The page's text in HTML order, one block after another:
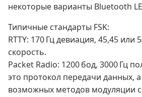
некоторые варианты Bluetooth
Типичные стандарты FSK:
RTTY: 170 Гц девиация, 45,45 или
скорость.
Packet Radio: 1200 бод, 3000 Гц
это протокол передачи данных, а
возможных методов модуляции